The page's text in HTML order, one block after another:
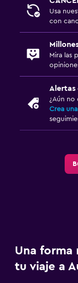
Usa
con
Mira las
Alertas
¿Aún no
Crea
Una forma
tu viaje a